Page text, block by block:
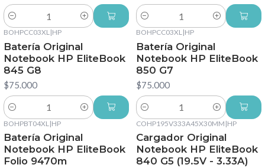
Cantidad Cantidad
BOHPCC03XL|HP
Batería Original
Notebook HP EliteBook
845 G8
$75.000
Cantidad
BOHPCC03XL|HP
Batería Original
Notebook HP EliteBook
850 G7
$75.000
Cantidad
BOHPBT04XL |HP
Batería Original
Notebook HP EliteBook
Folio 9470m
COHP195V333A45X30MM |HP
Cargador Original
Notebook HP EliteBook
840 G5 (19.5V - 3.33A)